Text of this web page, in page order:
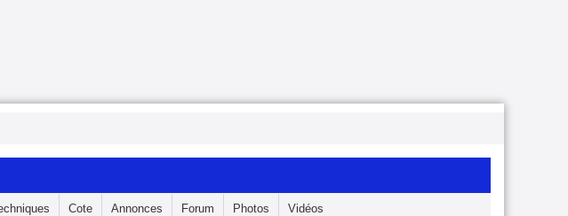
Cote Annonces Forum Photos Vidéos